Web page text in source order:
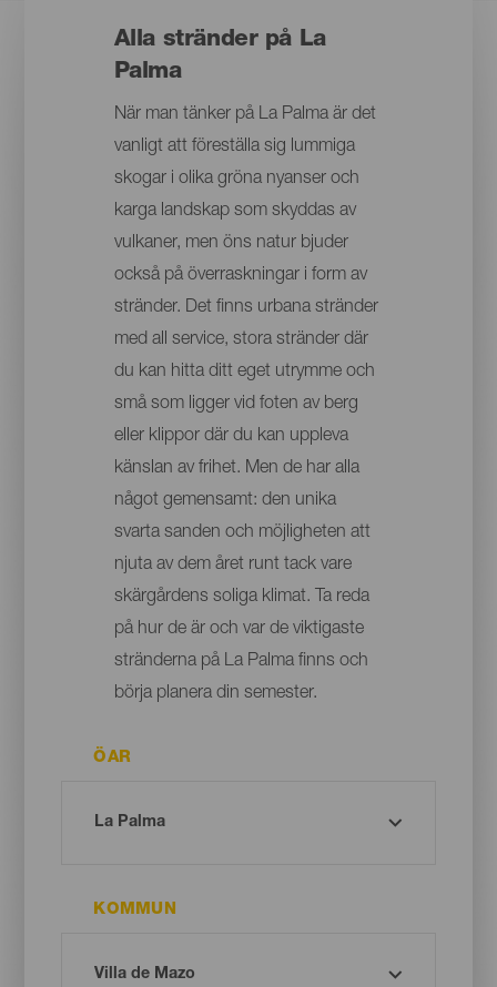
Alla stränder på La
Palma
När man tänker på La Palma är det
vanligt att föreställa sig lummiga
skogar i olika gröna nyanser och
karga landskap som skyddas av
vulkaner, men öns natur bjuder
också på överraskningar i form av
stränder. Det finns urbana stränder
med all service, stora stränder där
du kan hitta ditt eget utrymme och
små som ligger vid foten av berg
eller klippor där du kan uppleva
känslan av frihet. Men de har alla
något gemensamt: den unika
svarta sanden och möjligheten att
njuta av dem året runt tack vare
skärgårdens soliga klimat. Ta reda
på hur de är och var de viktigaste
stränderna på La Palma finns och
börja planera din semester.
ÖAR
KOMMUN